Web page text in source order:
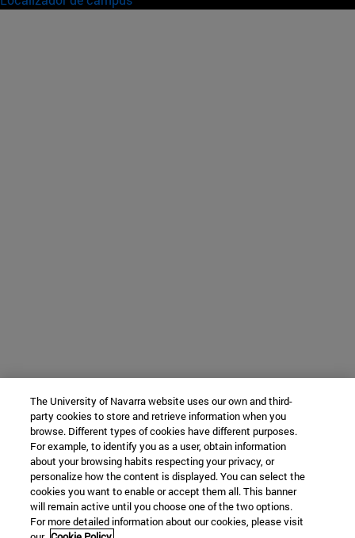
The University of Navarra website uses our own and third-
party cookies to store and retrieve information when you
browse. Different types of cookies have different purposes.
For example, to identify you as a user, obtain information
about your browsing habits respecting your privacy, or
personalize how the content is displayed. You can select the
cookies you want to enable or accept them all. This banner
will remain active until you choose one of the two options.
For more detailed information about our cookies, please visit